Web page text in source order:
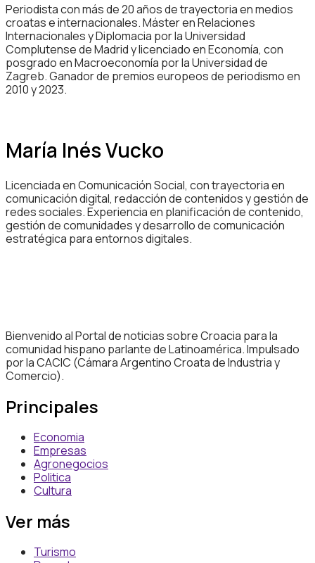
Periodista con más de 20 años de trayectoria en medios
croatas e internacionales. Máster en Relaciones
Internacionales y Diplomacia por la Universidad
Complutense de Madrid y licenciado en Economía, con
posgrado en Macroeconomía por la Universidad de
Zagreb. Ganador de premios europeos de periodismo en
2010 y 2023.
María Inés Vucko
Licenciada en Comunicación Social, con trayectoria en
comunicación digital, redacción de contenidos y gestión de
redes sociales. Experiencia en planificación de contenido,
gestión de comunidades y desarrollo de comunicación
estratégica para entornos digitales.
Bienvenido al Portal de noticias sobre Croacia para la
comunidad hispano parlante de Latinoamérica. Impulsado
por la CACIC (Cámara Argentino Croata de Industria y
Comercio).
Principales
Economia
Empresas
Agronegocios
Politica
Cultura
Ver más
Turismo